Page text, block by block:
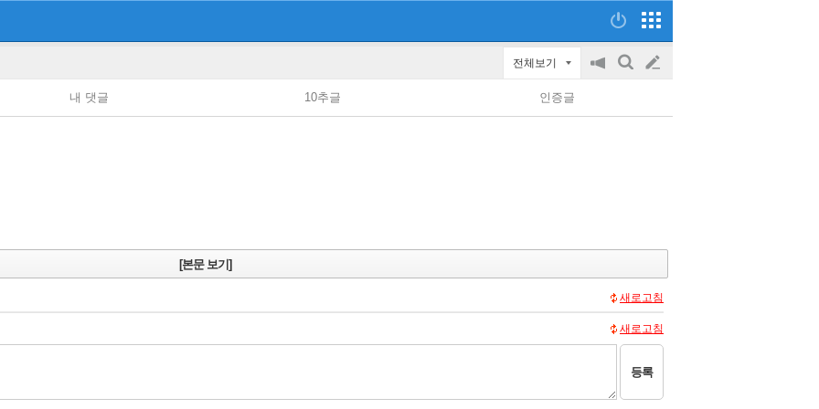
전체보기
공
on/off
검
글
쓰
내 댓글 10추글 인증글
[본문 보기]
새로고침
새로고침
등록